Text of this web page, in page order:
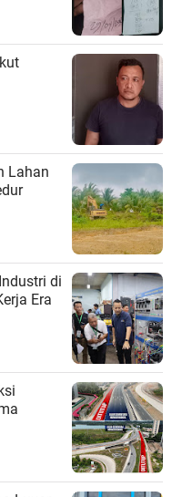
Lahan
di
Era